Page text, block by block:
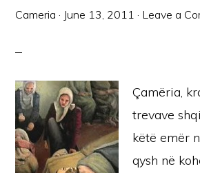
Cameria · June 13, 2011 · Leave a
Çamëria,
trevave
këtë emër
qysh në